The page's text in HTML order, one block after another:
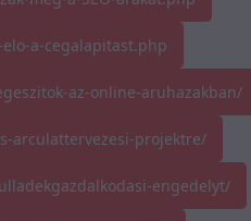
a-cegalapitast.php
az-online-aruhazakban/
arculattervezesi-projektre/
engedelyt/